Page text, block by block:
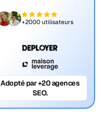
+2000 utilisateurs
Adopté par +20 agences
SEO.